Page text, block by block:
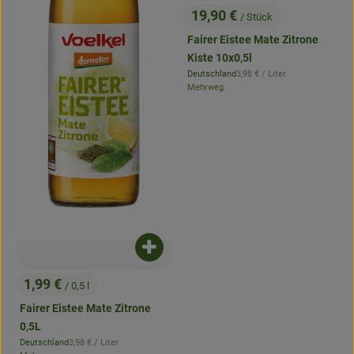
, Preis:
1,99 € / 0,5 l
Fairer Eistee Mate Zitrone
0,5L
, Herkunft:
Deutschland, Referenzpreis:
3,98 € / Liter
Produkt zum Warenkorb hinzufügen
, Preis:
19,90 € / Stück
Fairer Eistee Mate Zitrone
Kiste 10x0,5l
, Herkunft:
Deutschland, Referenzpreis:
3,98 € / Liter
Mehrweg